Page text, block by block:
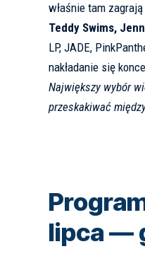
właśnie tam
Teddy Swims,
LP, JADE,
nakładanie się
Największy wybór
przeskakiwać
lipca —